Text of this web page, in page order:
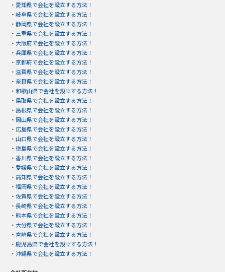
・ 愛知県で会社を設立する方法！
・ 岐阜県で会社を設立する方法！
・ 静岡県で会社を設立する方法！
・ 三重県で会社を設立する方法！
・ 大阪府で会社を設立する方法！
・ 兵庫県で会社を設立する方法！
・ 京都府で会社を設立する方法！
・ 滋賀県で会社を設立する方法！
・ 奈良県で会社を設立する方法！
・ 和歌山県で会社を設立する方法！
・ 鳥取県で会社を設立する方法！
・ 島根県で会社を設立する方法！
・ 岡山県で会社を設立する方法！
・ 広島県で会社を設立する方法！
・ 山口県で会社を設立する方法！
・ 徳島県で会社を設立する方法！
・ 香川県で会社を設立する方法！
・ 愛媛県で会社を設立する方法！
・ 高知県で会社を設立する方法！
・ 福岡県で会社を設立する方法！
・ 佐賀県で会社を設立する方法！
・ 長崎県で会社を設立する方法！
・ 熊本県で会社を設立する方法！
・ 大分県で会社を設立する方法！
・ 宮崎県で会社を設立する方法！
・ 鹿児島県で会社を設立する方法！
・ 沖縄県で会社を設立する方法！